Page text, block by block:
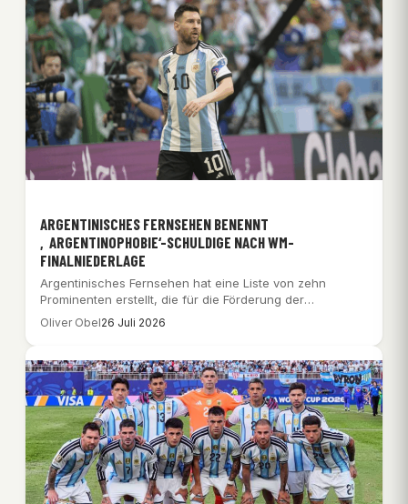
ARGENTINISCHES FERNSEHEN BENENNT
‚ARGENTINOPHOBIE‘-SCHULDIGE NACH WM-
FINALNIEDERLAGE
Argentinisches Fernsehen hat eine Liste von zehn
Prominenten erstellt, die für die Förderung der
‚Argentinophobie’…
Oliver Obel26 Juli 2026